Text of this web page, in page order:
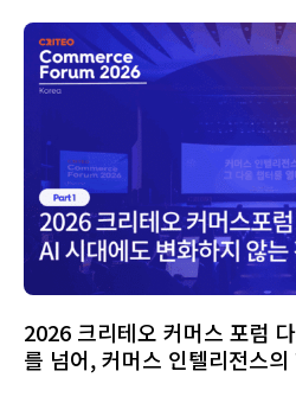
2026 크리테오 커머스 포럼
를 넘어, 커머스 인텔리전스의